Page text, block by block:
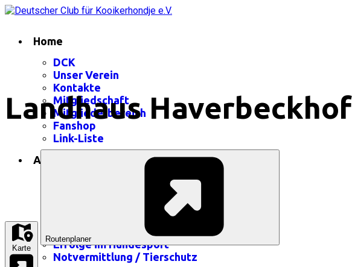
Home
DCK
Unser Verein
Kontakte
Mitgliedschaft
Mitgliederbereich
Fanshop
Link-Liste
Aktuelles
Veranstaltungskalender
Unsere Champions
Erfolge im Hundesport
Notvermittlung / Tierschutz
Landhaus Haverbeckhof
Karte
Routenplaner